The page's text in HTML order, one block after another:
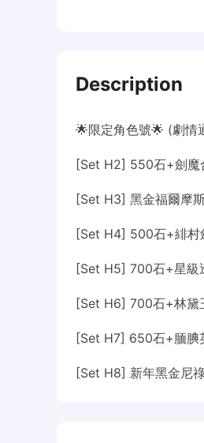
Description
🌟限定角色號🌟 (劇情
[Set H2] 550石+劍魔
[Set H3] 黑金福爾摩
[Set H4] 500石+緋村
[Set H5] 700石+星級
[Set H6] 700石+林黛
[Set H7] 650石+腼腆
[Set H8] 新年黑金尼